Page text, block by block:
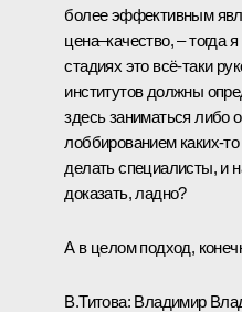
более эффективным
цена–качество, – тогда
стадиях это всё‑таки
институтов должны
здесь заниматься либо
лоббированием
делать специалисты, и
доказать, ладно?
А в целом подход,
В.Титова: Владимир